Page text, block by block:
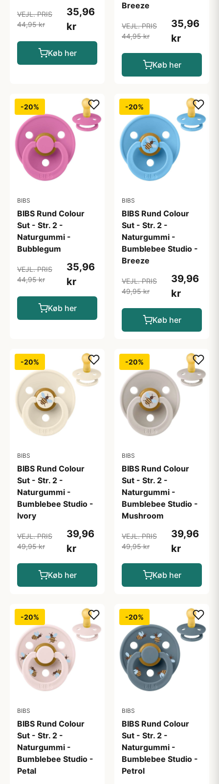
VEJL. PRIS
44,95 kr
35,96
kr
Køb her
Breeze
VEJL. PRIS
44,95 kr
35,96
kr
Køb her
-20%
BIBS
BIBS Rund Colour
Sut - Str. 2 -
Naturgummi -
Bubblegum
VEJL. PRIS
44,95 kr
35,96
kr
Køb her
-20%
BIBS
BIBS Rund Colour
Sut - Str. 2 -
Naturgummi -
Bumblebee Studio -
Breeze
VEJL. PRIS
49,95 kr
39,96
kr
Køb her
-20%
BIBS
BIBS Rund Colour
Sut - Str. 2 -
Naturgummi -
Bumblebee Studio -
Ivory
VEJL. PRIS
49,95 kr
39,96
kr
Køb her
-20%
BIBS
BIBS Rund Colour
Sut - Str. 2 -
Naturgummi -
Bumblebee Studio -
Mushroom
VEJL. PRIS
49,95 kr
39,96
kr
Køb her
-20%
BIBS
BIBS Rund Colour
Sut - Str. 2 -
Naturgummi -
Bumblebee Studio -
Petal
-20%
BIBS
BIBS Rund Colour
Sut - Str. 2 -
Naturgummi -
Bumblebee Studio -
Petrol